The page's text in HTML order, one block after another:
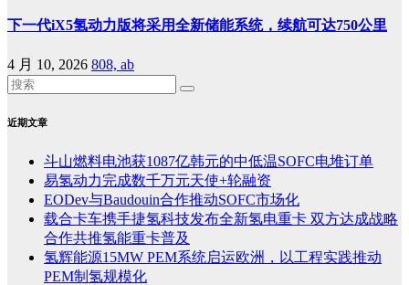
下一代iX5氢动力版将采用全新储能系统，续航可达750公里
4 月 10, 2026 808, ab
近期文章
斗山燃料电池获1087亿韩元的中低温SOFC电堆订单
易氢动力完成数千万元天使+轮融资
EODev与Baudouin合作推动SOFC市场化
载合卡车携手捷氢科技发布全新氢电重卡 双方达成战略
合作共推氢能重卡普及
氢辉能源15MW PEM系统启运欧洲，以工程实践推动
PEM制氢规模化